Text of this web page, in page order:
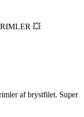
💥
af brystfilet. Super